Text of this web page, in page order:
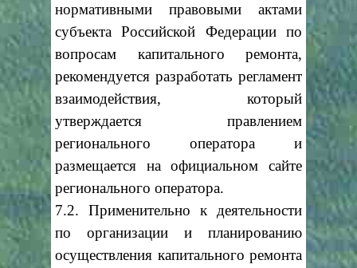
нормативными правовыми актами
субъекта Российской Федерации по
вопросам капитального ремонта,
рекомендуется разработать регламент
взаимодействия, который
утверждается правлением
регионального оператора и
размещается на официальном сайте
регионального оператора.
7.2. Применительно к деятельности
по организации и планированию
осуществления капитального ремонта